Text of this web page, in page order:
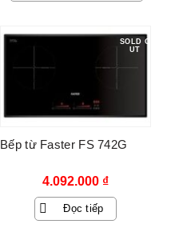
SOLD O
UT
Bếp từ Faster FS 742G
4.092.000 ₫
Đọc tiếp